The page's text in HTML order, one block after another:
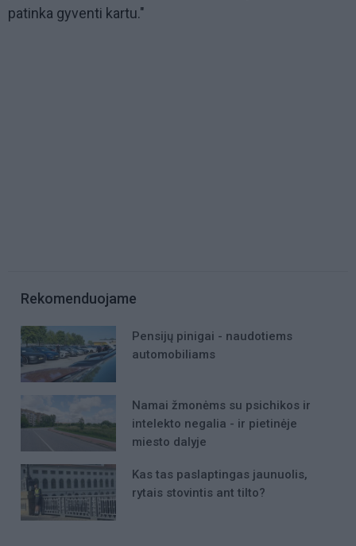
patinka gyventi kartu."
Rekomenduojame
Pensijų pinigai - naudotiems
automobiliams
Namai žmonėms su psichikos ir
intelekto negalia - ir pietinėje
miesto dalyje
Kas tas paslaptingas jaunuolis,
rytais stovintis ant tilto?